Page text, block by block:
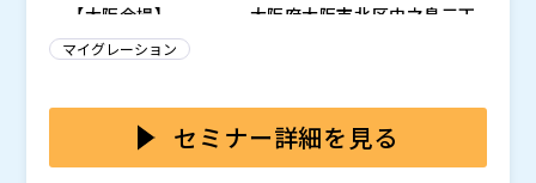
【大阪会場】
大阪府大阪市北区中之島三丁
目2番4号 中之島フェスティバルタワー・ウエスト
える技術者不足、AI活用やクラウド利用などのDX推進
の障壁ともなり、メインフレームを継続利用するには多
人とITの共生が可能なシステムを目指し、様々な取り組
マイグレーション
セミナー詳細を見る